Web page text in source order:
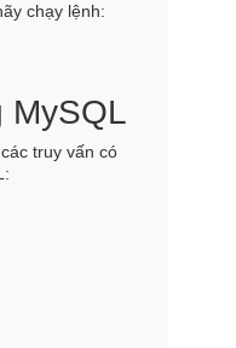
chạy lệnh:
MySQL
truy vấn có